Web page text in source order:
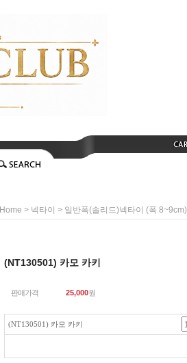
Home > 넥타이 > 일반폭(솔리드)넥타이 (폭 8~9cm)
(NT130501) 카모 카키
판매가격 25,000원
(NT130501) 카모 카키